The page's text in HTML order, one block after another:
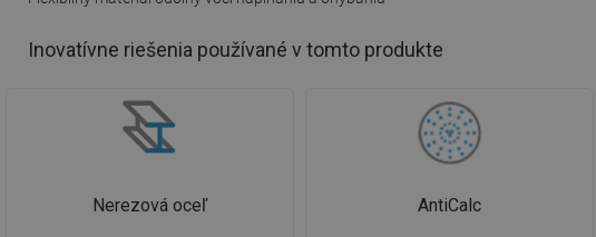
Inovatívne riešenia používané v tomto produkte
Nerezová oceľ AntiCalc